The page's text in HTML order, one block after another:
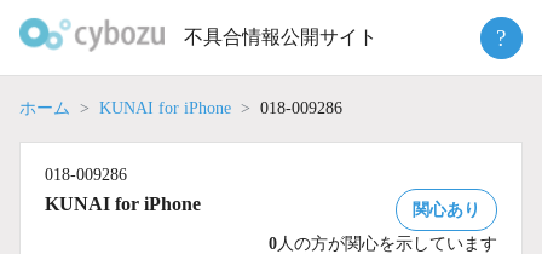
不具合情報公開サイト ?
ホーム KUNAI for iPhone 018-009286
018-009286
KUNAI for iPhone
関心あり
0 人の方が関心を示しています